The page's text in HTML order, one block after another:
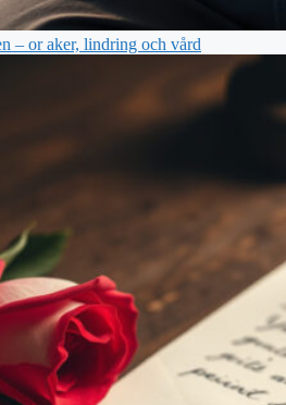
– or aker, lindring och vård